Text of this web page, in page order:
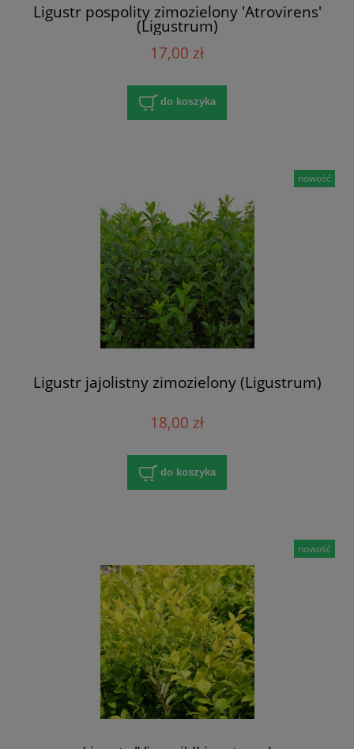
Ligustr pospolity zimozielony 'Atrovirens'
(Ligustrum)
17,00 zł
do koszyka
Ligustr jajolistny zimozielony (Ligustrum)
18,00 zł
do koszyka
nowość
nowość